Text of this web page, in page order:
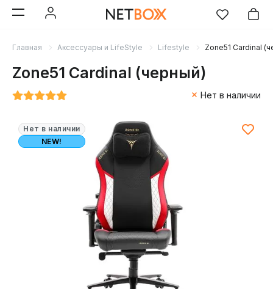
Главная Аксессуары и LifeStyle Lifestyle Zone51 Cardinal
Zone51 Cardinal (черный)
Нет в наличии
Нет в наличии
NEW!